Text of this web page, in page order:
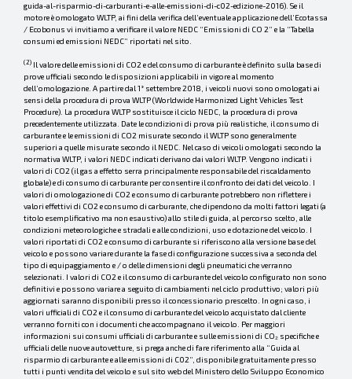
guida-al-risparmio-di-carburanti-e-alle-emissioni-di-c02-edizione-2016). Se il
motore è omologato WLTP, ai fini della verifica dell’eventuale applicazione dell’Ecotassa
/ Ecobonus vi invitiamo a verificare il valore NEDC “Emissioni di CO 2” e la “Tabella
consumi ed emissioni NEDC” riportati nel sito.
(2) Il valore delle emissioni di CO2 e del consumo di carburante è definito sulla base di
prove ufficiali secondo le disposizioni applicabili in vigore al momento
dell’omologazione. A partire dal 1° settembre 2018, i veicoli nuovi sono omologati ai
sensi della procedura di prova WLTP (Worldwide Harmonized Light Vehicles Test
Procedure). La procedura WLTP sostituisce il ciclo NEDC, la procedura di prova
precedentemente utilizzata. Date le condizioni di prova più realistiche, il consumo di
carburante e le emissioni di CO2 misurate secondo il WLTP sono generalmente
superiori a quelle misurate secondo il NEDC. Nel caso di veicoli omologati secondo la
normativa WLTP, i valori NEDC indicati derivano dai valori WLTP. Vengono indicati i
valori di CO2 (il gas a effetto serra principalmente responsabile del riscaldamento
globale) e di consumo di carburante per consentire il confronto dei dati del veicolo. I
valori di omologazione di CO2 e consumo di carburante potrebbero non riflettere i
valori effettivi di CO2 e consumo di carburante, che dipendono da molti fattori legati (a
titolo esemplificativo ma non esaustivo) allo stile di guida, al percorso scelto, alle
condizioni meteorologiche e stradali e alle condizioni, uso e dotazione del veicolo. I
valori riportati di CO2 e consumo di carburante si riferiscono alla versione base del
veicolo e possono variare durante la fase di configurazione successiva a seconda del
tipo di equipaggiamento e / o delle dimensioni degli pneumatici che verranno
selezionati. I valori di CO2 e il consumo di carburante del veicolo configurato non sono
definitivi e possono variare a seguito di cambiamenti nel ciclo produttivo; valori più
aggiornati saranno disponibili presso il concessionario prescelto. In ogni caso, i
valori ufficiali di CO2 e il consumo di carburante del veicolo acquistato dal cliente
verranno forniti con i documenti che accompagnano il veicolo. Per maggiori
informazioni sui consumi ufficiali di carburante e sulle emissioni di CO₂ specifiche e
ufficiali delle nuove autovetture, si prega anche di fare riferimento alla “Guida al
risparmio di carburante e alle emissioni di C02”, disponibile gratuitamente presso
tutti i punti vendita del veicolo e sul sito web del Ministero dello Sviluppo Economico